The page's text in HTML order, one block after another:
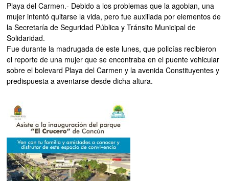
Playa del Carmen.- Debido a los problemas que la agobian, una
mujer intentó quitarse la vida, pero fue auxiliada por elementos de
la Secretaría de Seguridad Pública y Tránsito Municipal de
Solidaridad.
Fue durante la madrugada de este lunes, que policías recibieron
el reporte de una mujer que se encontraba en el puente vehicular
sobre el bolevard Playa del Carmen y la avenida Constituyentes y
predispuesta a aventarse desde dicha altura.